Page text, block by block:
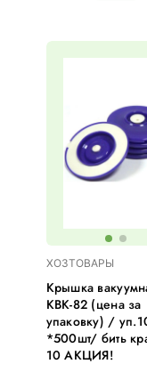
ХОЗТОВАРЫ
Крышка
КВК-82 (цена за
упаковку) /
*500шт/ бить
10 АКЦИЯ!